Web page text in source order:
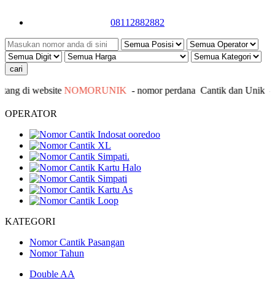
08112882882
di websiteNOMORUNIK- nomorperdana Cantik dan Unik -
OPERATOR
KATEGORI
Nomor Cantik Pasangan
Nomor Tahun
Double AA